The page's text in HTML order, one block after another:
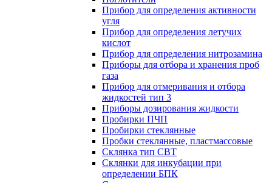
Прибор для определения активности
угля
Прибор для определения летучих
кислот
Прибор для определения нитрозамина
Приборы для отбора и хранения проб
газа
Прибор для отмеривания и отбора
жидкостей тип 3
Приборы дозирования жидкости
Пробирки ПЧП
Пробирки стеклянные
Пробки стеклянные, пластмассовые
Склянка тип СВТ
Склянки для инкубации при
определении БПК